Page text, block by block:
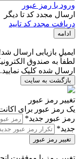
ورود با رمز عبور
ارسال مجدد کد تا دیگر
دریافت مجدد کد تایید
ادامه
ایمیل بازیابی ارسال
لطفاً به صندوق
ارسال شده کلیک نمایید.
بازگشت به سایت
تغییر رمز عبور
یک رمز عبور برای
رمز عبور جدید*
جدید*
تغییر رمز عبور